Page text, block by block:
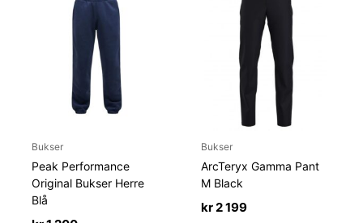
Bukser
Peak Performance
Original Bukser Herre
Blå
Bukser
ArcTeryx Gamma Pant
M Black
kr2 199